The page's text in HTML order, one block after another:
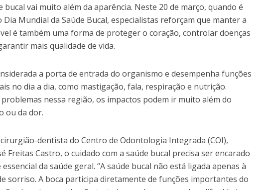
bucal vai muito além da aparência. Neste 20 de março, quando é
Dia Mundial da Saúde Bucal, especialistas reforçam que manter a
é também uma forma de proteger o coração, controlar doenças
mais qualidade de vida.
a porta de entrada do organismo e desempenha funções
no dia a dia, como mastigação, fala, respiração e nutrição.
nessa região, os impactos podem ir muito além do
ou da dor.
dentista do Centro de Odontologia Integrada (COI),
Freitas Castro, o cuidado com a saúde bucal precisa ser encarado
da saúde geral. “A saúde bucal não está ligada apenas à
sorriso. A boca participa diretamente de funções importantes do